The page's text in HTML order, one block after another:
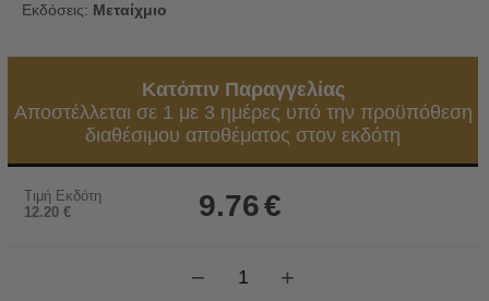
Εκδόσεις: Μεταίχμιο
Κατόπιν Παραγγελίας
Αποστέλλεται σε 1 με 3 ημέρες υπό την προϋπόθεση
διαθέσιμου αποθέματος στον εκδότη
Τιμή Εκδότη
12.20 € 9.76€
+
−